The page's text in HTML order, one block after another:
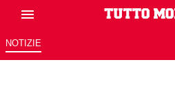
NOTIZIE